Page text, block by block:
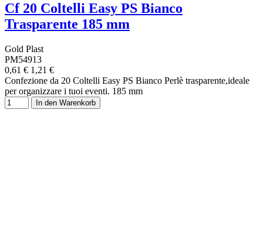
Cf 20 Coltelli Easy PS Bianco
Trasparente 185 mm
Gold Plast
PM54913
0,61 € 1,21 €
Confezione da 20 Coltelli Easy PS Bianco Perlè trasparente,ideale
per organizzare i tuoi eventi. 185 mm
In den Warenkorb